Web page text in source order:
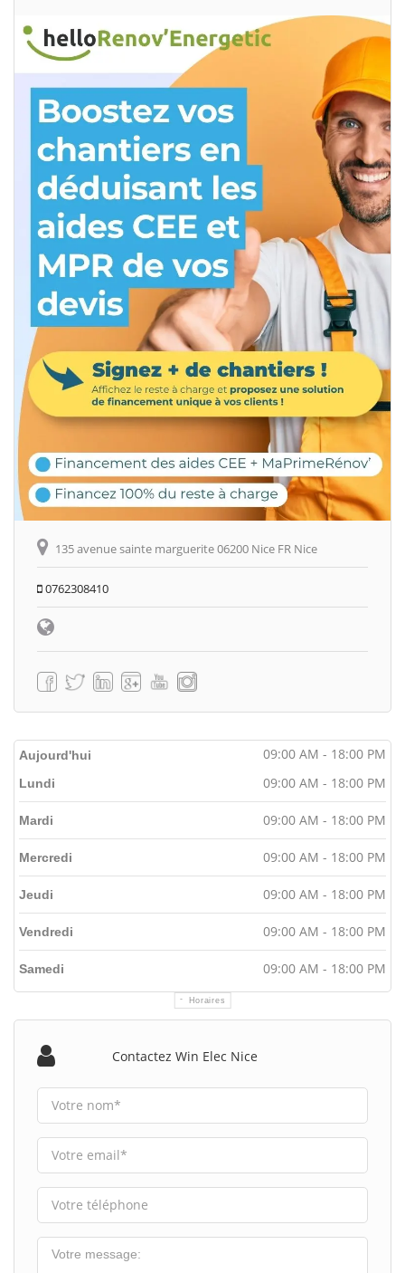
135 avenue sainte marguerite 06200 Nice FR Nice
0762308410
Aujourd'hui 09:00 AM - 18:00 PM
Horaires
Lundi 09:00 AM - 18:00 PM
Mardi 09:00 AM - 18:00 PM
Mercredi 09:00 AM - 18:00 PM
Jeudi 09:00 AM - 18:00 PM
Vendredi 09:00 AM - 18:00 PM
Samedi 09:00 AM - 18:00 PM
Contactez Win Elec Nice